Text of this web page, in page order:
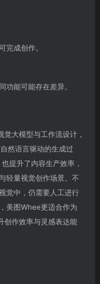
完成创作。
功能可能存在差异。
大模型与工作流设计，
然语言驱动的生成过
提升了内容生产效率，
轻量视觉创作场景。不
觉中，仍需要人工进行
美图Whee更适合作为
创作效率与灵感表达能